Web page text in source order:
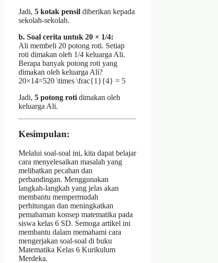
Jadi, 5 kotak pensil diberikan kepada
sekolah-sekolah.
b. Soal cerita untuk 20 × 1/4:
Ali membeli 20 potong roti. Setiap
roti dimakan oleh 1/4 keluarga Ali.
Berapa banyak potong roti yang
dimakan oleh keluarga Ali?
20×14=520 \times \frac{1}{4} = 5
Jadi, 5 potong roti dimakan oleh
keluarga Ali.
Kesimpulan:
Melalui soal-soal ini, kita dapat belajar
cara menyelesaikan masalah yang
melibatkan pecahan dan
perbandingan. Menggunakan
langkah-langkah yang jelas akan
membantu mempermudah
perhitungan dan meningkatkan
pemahaman konsep matematika pada
siswa kelas 6 SD. Semoga artikel ini
membantu dalam memahami cara
mengerjakan soal-soal di buku
Matematika Kelas 6 Kurikulum
Merdeka.